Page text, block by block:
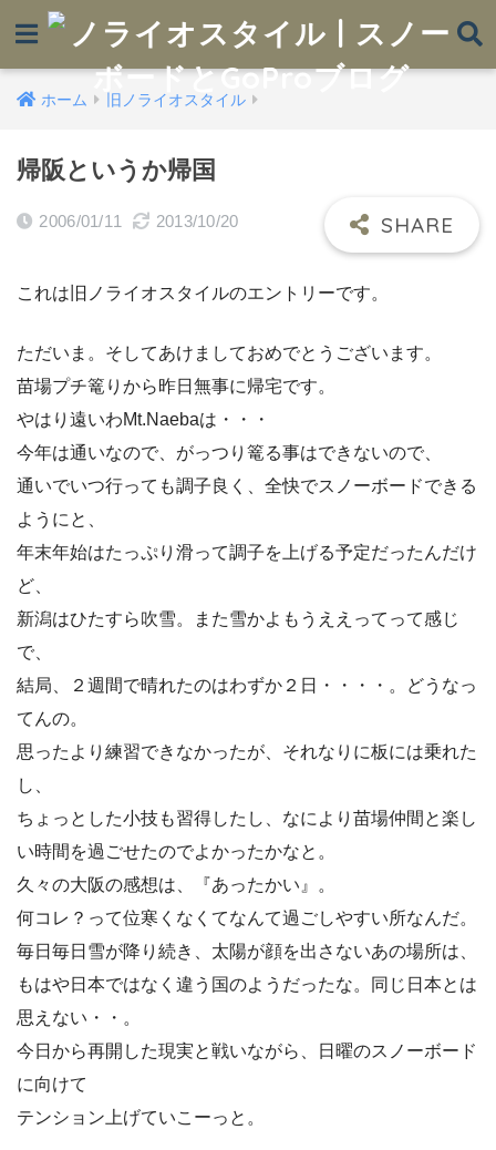
ホーム 旧ノライオスタイル
帰阪というか帰国
2006/01/11 2013/10/20
これは旧ノライオスタイルのエントリーです。
ただいま。そしてあけましておめでとうございます。
苗場プチ篭りから昨日無事に帰宅です。
やはり遠いわMt.Naebaは・・・
今年は通いなので、がっつり篭る事はできないので、
通いでいつ行っても調子良く、全快でスノーボードできる
ようにと、
年末年始はたっぷり滑って調子を上げる予定だったんだけ
ど、
新潟はひたすら吹雪。また雪かよもうええってって感じ
で、
結局、２週間で晴れたのはわずか２日・・・・。どうなっ
てんの。
思ったより練習できなかったが、それなりに板には乗れた
し、
ちょっとした小技も習得したし、なにより苗場仲間と楽し
い時間を過ごせたのでよかったかなと。
久々の大阪の感想は、『あったかい』。
何コレ？って位寒くなくてなんて過ごしやすい所なんだ。
毎日毎日雪が降り続き、太陽が顔を出さないあの場所は、
もはや日本ではなく違う国のようだったな。同じ日本とは
思えない・・。
今日から再開した現実と戦いながら、日曜のスノーボード
に向けて
テンション上げていこーっと。